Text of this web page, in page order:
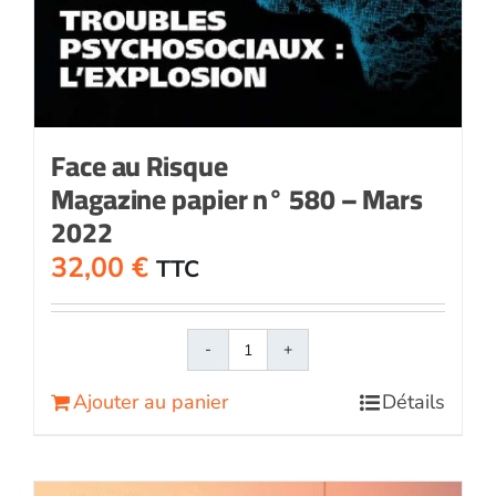
Face au Risque
Magazine papier n° 580 – Mars
2022
32,00 € TTC
quantité
papier
Ajouter au panier Détails